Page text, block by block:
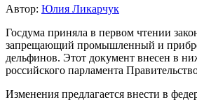
Автор: Юлия Ликарчук
Госдума приняла в первом чтении
запрещающий промышленный и
дельфинов. Этот документ внесен в
российского парламента
Изменения предлагается внести в